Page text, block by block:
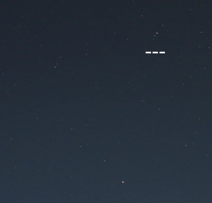
---